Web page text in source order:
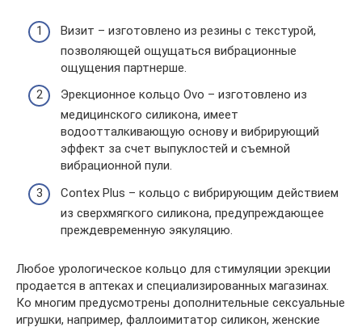
Визит – изготовлено из резины с текстурой,
позволяющей ощущаться вибрационные
ощущения партнерше.
Эрекционное кольцо Ovo – изготовлено из
медицинского силикона, имеет
водоотталкивающую основу и вибрирующий
эффект за счет выпуклостей и съемной
вибрационной пули.
Contex Plus – кольцо с вибрирующим действием
из сверхмягкого силикона, предупреждающее
преждевременную эякуляцию.
Любое урологическое кольцо для стимуляции эрекции
продается в аптеках и специализированных магазинах.
Ко многим предусмотрены дополнительные сексуальные
игрушки, например, фаллоимитатор силикон, женские